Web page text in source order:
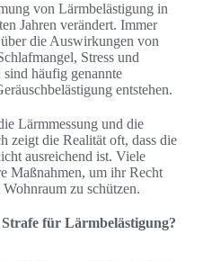
von Lärmbelästigung in
Jahren verändert. Immer
die Auswirkungen von
Stress und
häufig genannte
entstehen.
Lärmmessung und die
zeigt die Realität oft, dass die
ausreichend ist. Viele
Maßnahmen, um ihr Recht
zu schützen.
für Lärmbelästigung?